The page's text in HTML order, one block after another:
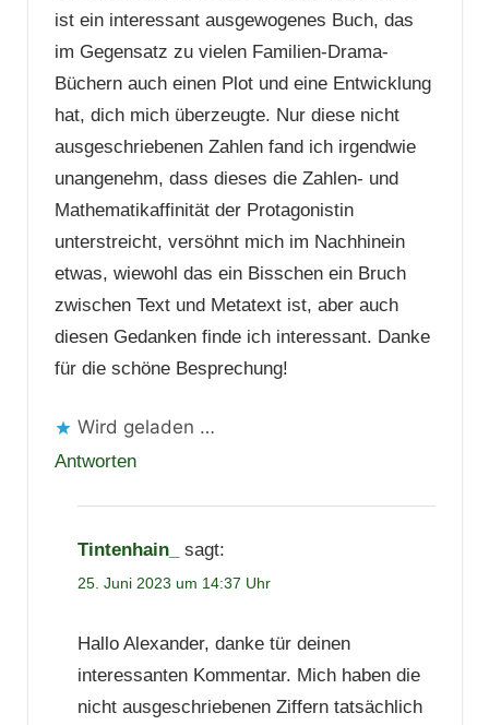
ist ein interessant ausgewogenes Buch, das
im Gegensatz zu vielen Familien-Drama-
Büchern auch einen Plot und eine Entwicklung
hat, dich mich überzeugte. Nur diese nicht
ausgeschriebenen Zahlen fand ich irgendwie
unangenehm, dass dieses die Zahlen- und
Mathematikaffinität der Protagonistin
unterstreicht, versöhnt mich im Nachhinein
etwas, wiewohl das ein Bisschen ein Bruch
zwischen Text und Metatext ist, aber auch
diesen Gedanken finde ich interessant. Danke
für die schöne Besprechung!
Wird geladen …
Antworten
Tintenhain_ sagt:
25. Juni 2023 um 14:37 Uhr
Hallo Alexander, danke tür deinen
interessanten Kommentar. Mich haben die
nicht ausgeschriebenen Ziffern tatsächlich